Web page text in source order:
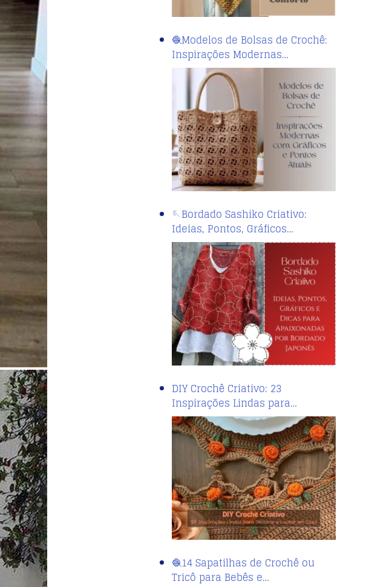
🧶Modelos de Bolsas de Crochê:
Inspirações Modernas…
🪡Bordado Sashiko Criativo:
Ideias, Pontos, Gráficos…
DIY Crochê Criativo: 23
Inspirações Lindas para…
🧶14 Sapatilhas de Crochê ou
Tricô para Bebês e…